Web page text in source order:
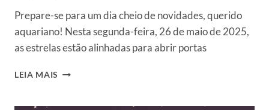
Prepare-se para um dia cheio de novidades, querido
aquariano! Nesta segunda-feira, 26 de maio de 2025,
as estrelas estão alinhadas para abrir portas
LEIA MAIS HORÓSCOPO